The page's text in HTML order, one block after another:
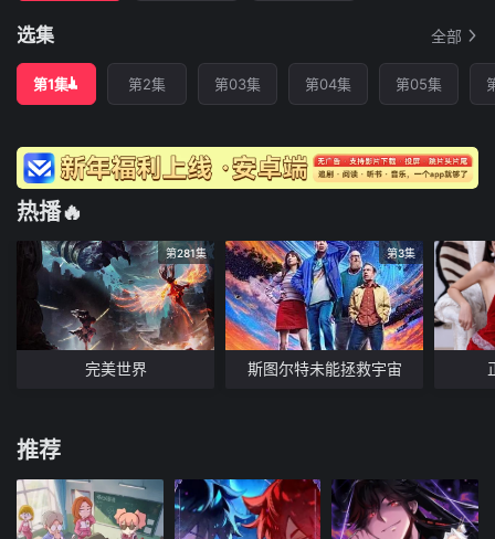
选集 全部
第1集 第2集 第03集 第04集 第05集
热播🔥
第281集
完美世界
第3集
斯图尔特未能拯救宇宙
推荐